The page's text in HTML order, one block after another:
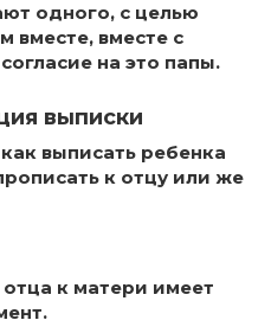
одного, с целью
вместе, вместе с
на это папы.
выписки
выписать ребенка
к отцу или же
к матери имеет
.